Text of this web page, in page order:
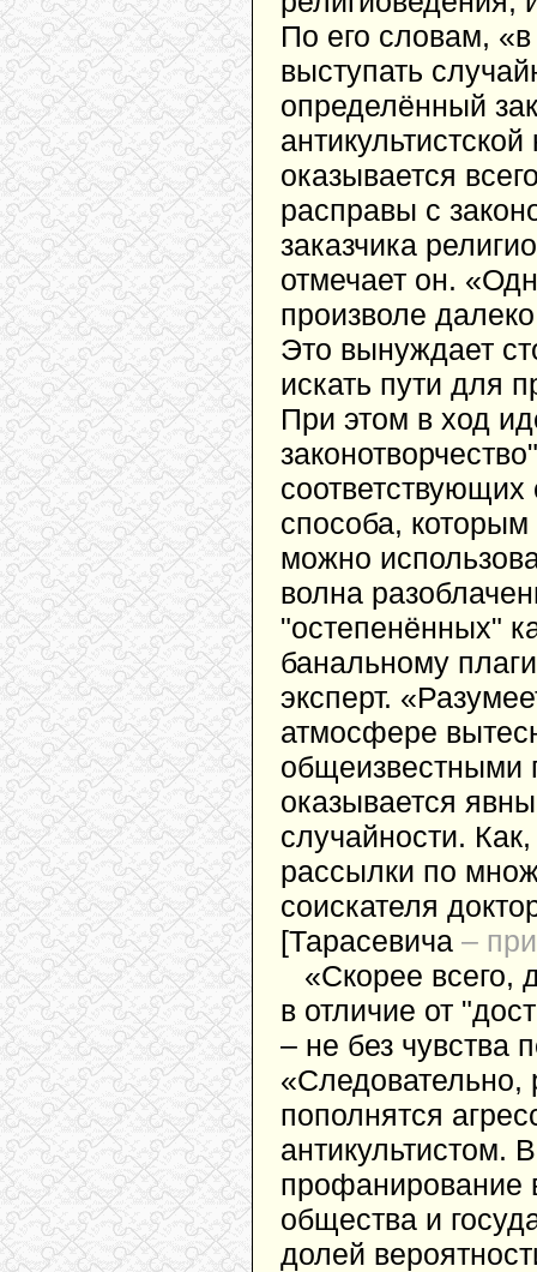
По его словам, «в
выступать
определённый
оказывается
расправы с
заказчика
отмечает он.
произволе
Это вынуждает
искать пути для
При этом в ход
способа,
можно
волна
"остепенённых"
банальному
эксперт.
атмосфере
общеизвестными
оказывается
случайности.
рассылки по
соискателя
[Тарасевича –
«Скорее всего,
в отличие от
– не без чувства
пополнятся
антикультистом.
профанирование
общества и
долей